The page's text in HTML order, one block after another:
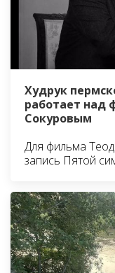
Худрук
работает над
Сокуровым
Для фильма
запись Пятой